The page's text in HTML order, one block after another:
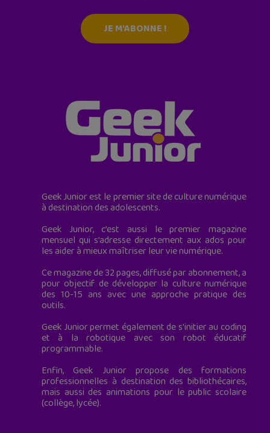
JE M'ABONNE !
Geek Junior est le premier site de culture numérique
à destination des adolescents.
Geek Junior, c’est aussi le premier magazine
mensuel qui s’adresse directement aux ados pour
les aider à mieux maîtriser leur vie numérique.
Ce magazine de 32 pages, diffusé par abonnement, a
pour objectif de développer la culture numérique
des 10-15 ans avec une approche pratique des
outils.
Geek Junior permet également de s'initier au coding
et à la robotique avec son robot éducatif
programmable.
Enfin, Geek Junior propose des formations
professionnelles à destination des bibliothécaires,
mais aussi des animations pour le public scolaire
(collège, lycée).